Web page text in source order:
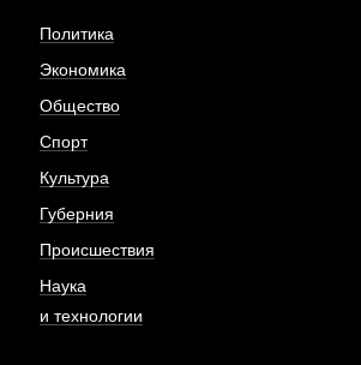
Политика
Экономика
Общество
Спорт
Культура
Губерния
Происшествия
Наука
и технологии